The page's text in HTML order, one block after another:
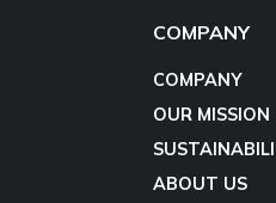
COMPANY
COMPANY
OUR MISSION
ABOUT US